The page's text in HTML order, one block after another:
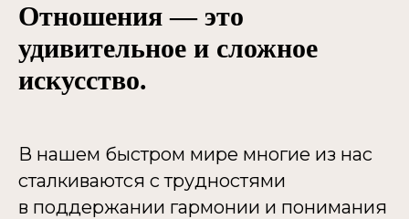
Отношения — это
удивительное и сложное
искусство.
В нашем быстром мире многие из нас
сталкиваются с трудностями
в поддержании гармонии и понимания